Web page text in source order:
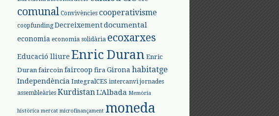
comunal Convivències cooperativisme
coopfunding Decreixementdocumental
economia economia solidària ecoxarxes
Educació lliure Enric Duran Enric
Duran faircoin faircoop fira Girona habitatge
Independència IntegralCES intercanvi jornades
assembleàries Kurdistan L'Albada Memòria
històrica mercat microfinançament moneda